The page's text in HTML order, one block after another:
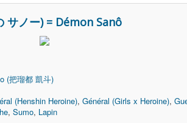
サノー) = Démon Sanô
(把瑠都 凱斗)
(Henshin Heroine), Général (Girls x Heroine),
, Sumo, Lapin